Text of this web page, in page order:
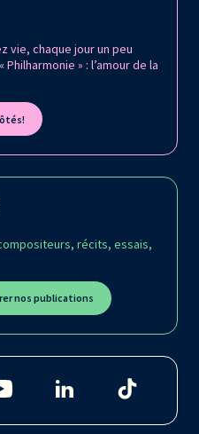
vie, chaque jour un peu
» : l’amour de la
récits, essais,
nos publications